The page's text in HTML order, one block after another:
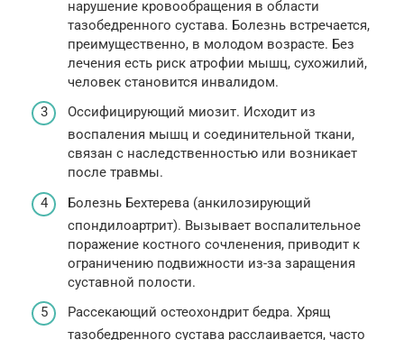
нарушение кровообращения в области
тазобедренного сустава. Болезнь встречается,
преимущественно, в молодом возрасте. Без
лечения есть риск атрофии мышц, сухожилий,
человек становится инвалидом.
Оссифицирующий миозит. Исходит из
воспаления мышц и соединительной ткани,
связан с наследственностью или возникает
после травмы.
Болезнь Бехтерева (анкилозирующий
спондилоартрит). Вызывает воспалительное
поражение костного сочленения, приводит к
ограничению подвижности из-за заращения
суставной полости.
Рассекающий остеохондрит бедра. Хрящ
тазобедренного сустава расслаивается, часто